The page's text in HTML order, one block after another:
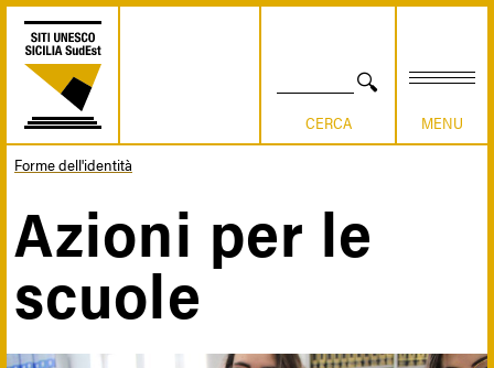
Salta
contenuto
principale
Briciole
di
pane
Forme dell'identità
Azioni per le
scuole